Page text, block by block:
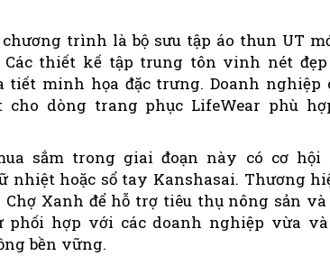
trình là bộ sưu tập áo thun UT
Các thiết kế tập trung tôn vinh nét
tiết minh họa đặc trưng. Doanh
cho dòng trang phục LifeWear phù
sắm trong giai đoạn này có cơ hội
nhiệt hoặc sổ tay Kanshasai. Thương
Xanh để hỗ trợ tiêu thụ nông sản
phối hợp với các doanh nghiệp vừa
bền vững.